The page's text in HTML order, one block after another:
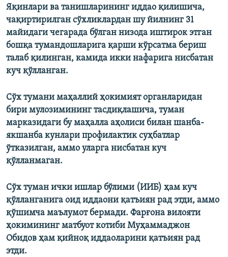
Яқинлари ва танишларининг иддао қилишича,
чақиртирилган сўхликлардан шу йилнинг 31
майидаги чегарада бўлган низода иштирок этган
бошқа тумандошларига қарши кўрсатма бериш
талаб қилинган, камида икки нафарига нисбатан
куч қўлланган.
Cўх тумани маҳаллий ҳокимият органларидан
бири мулозимининг тасдиқлашича, туман
марказидаги бу маҳалла аҳолиси билан шанба-
якшанба кунлари профилактик суҳбатлар
ўтказилган, аммо уларга нисбатан куч
қўлланмаган.
Сўх туман ички ишлар бўлими (ИИБ) ҳам куч
қўлланганига оид иддаони қатъиян рад этди, аммо
қўшимча маълумот бермади. Фарғона вилояти
ҳокимининг матбуот котиби Муҳаммаджон
Обидов ҳам қийноқ иддаоларини қатъиян рад
этди.